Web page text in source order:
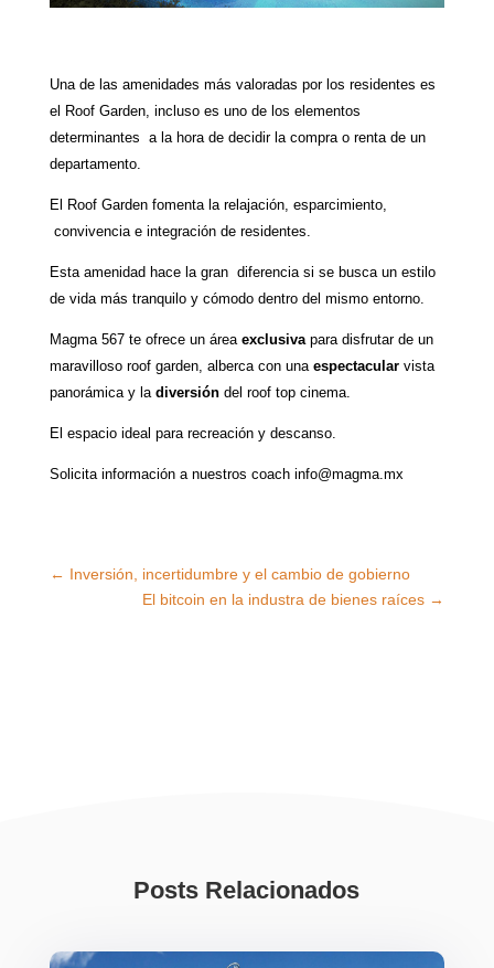
Una de las amenidades más valoradas por los residentes es
el Roof Garden, incluso es uno de los elementos
determinantes a la hora de decidir la compra o renta de un
departamento.
El Roof Garden fomenta la relajación, esparcimiento,
convivencia e integración de residentes.
Esta amenidad hace la gran diferencia si se busca un estilo
de vida más tranquilo y cómodo dentro del mismo entorno.
Magma 567 te ofrece un área exclusivapara disfrutar de un
maravilloso roof garden, alberca con una espectacularvista
panorámica y la diversióndel roof top cinema.
El espacio ideal para recreación y descanso.
Solicita información a nuestros coach info@magma.mx
← Inversión, incertidumbre y el cambio de gobierno
El bitcoin en la industra de bienes raíces →
Posts Relacionados